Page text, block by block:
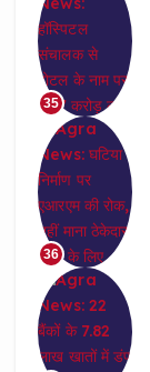
35
36